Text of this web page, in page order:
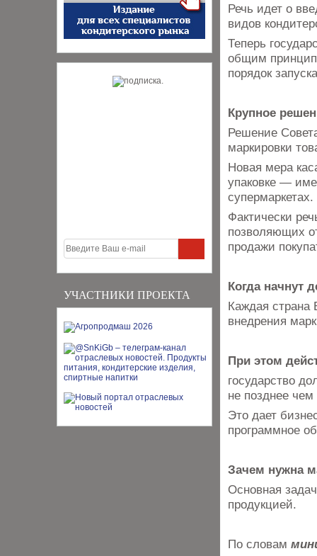
УЧАСТНИКИ ПРОЕКТА
Речь идет о
видов
Теперь
общим
порядок
Крупное
Решение
маркировки
Новая мера
упаковке —
супермаркетах.
Фактически
позволяющих
продажи
Когда начнут
Каждая страна
внедрения
При этом
государство
не позднее
Это дает
программное
Зачем нужна
Основная
продукцией.
По словам